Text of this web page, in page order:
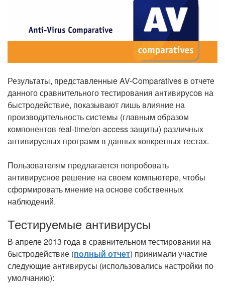
Результаты, представленные AV-Comparatives в отчете
данного сравнительного тестирования антивирусов на
быстродействие, показывают лишь влияние на
производительность системы (главным образом
компонентов real-time/on-access защиты) различных
антивирусных программ в данных конкретных тестах.
Пользователям предлагается попробовать
антивирусное решение на своем компьютере, чтобы
сформировать мнение на основе собственных
наблюдений.
Тестируемые антивирусы
В апреле 2013 года в сравнительном тестировании на
быстродействие (полный отчет) принимали участие
следующие антивирусы (использовались настройки по
умолчанию):